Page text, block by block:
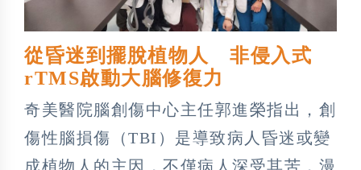
從昏迷到擺脫植物人 非侵入式
rTMS啟動大腦修復力
奇美醫院腦創傷中心主任郭進榮指出，創
傷性腦損傷（TBI）是導致病人昏迷或變
成植物人的主因，不僅病人深受其苦，漫